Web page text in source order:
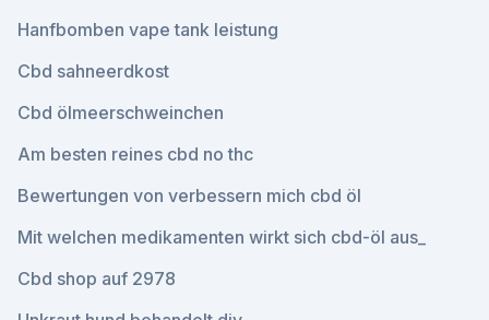
Hanfbomben vape tank leistung
Cbd sahneerdkost
Cbd ölmeerschweinchen
Am besten reines cbd no thc
Bewertungen von verbessern mich cbd öl
Mit welchen medikamenten wirkt sich cbd-öl aus_
Cbd shop auf 2978